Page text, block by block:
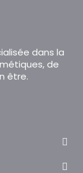
dans la
de
être.